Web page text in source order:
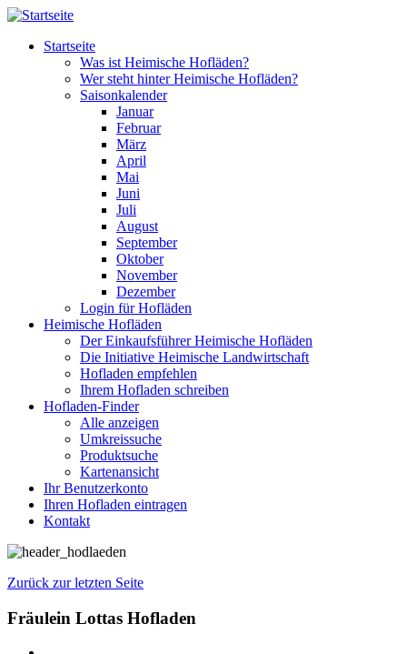
Direkt zum Inhalt
Startseite
Was ist Heimische Hofläden?
Wer steht hinter Heimische Hofläden?
Saisonkalender
Januar
Februar
März
April
Mai
Juni
Juli
August
September
Oktober
November
Dezember
Login für Hofläden
Heimische Hofläden
Der Einkaufsführer Heimische Hofläden
Die Initiative Heimische Landwirtschaft
Hofladen empfehlen
Ihrem Hofladen schreiben
Hofladen-Finder
Alle anzeigen
Umkreissuche
Produktsuche
Kartenansicht
Ihr Benutzerkonto
Ihren Hofladen eintragen
Kontakt
Zurück zur letzten Seite
Fräulein Lottas Hofladen